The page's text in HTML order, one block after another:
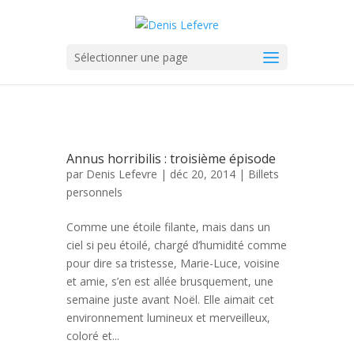
Sélectionner une page
Annus horribilis : troisième épisode
par Denis Lefevre | déc 20, 2014 | Billets
personnels
Comme une étoile filante, mais dans un
ciel si peu étoilé, chargé d’humidité comme
pour dire sa tristesse, Marie-Luce, voisine
et amie, s’en est allée brusquement, une
semaine juste avant Noël. Elle aimait cet
environnement lumineux et merveilleux,
coloré et...